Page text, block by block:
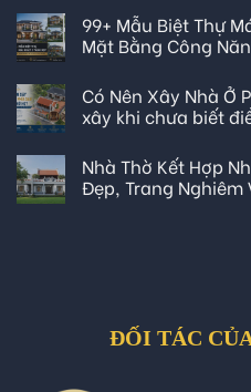
99+ Mẫu Biệt Thự
Mặt Bằng Công
Có Nên Xây Nhà Ở
xây khi chưa biết
Nhà Thờ Kết Hợp
Đẹp, Trang Nghiêm
ĐỐI TÁC